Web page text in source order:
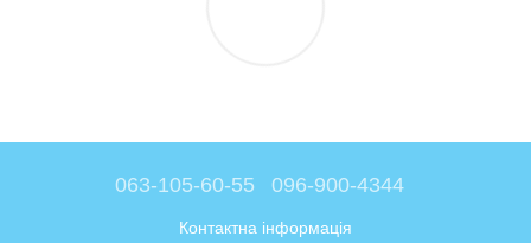
063-105-60-55 096-900-4344
Контактна інформація